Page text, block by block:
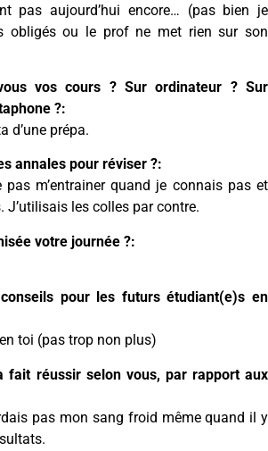
pas aujourd’hui encore… (pas bien je
obligés ou le prof ne met rien sur son
vos cours ? Sur ordinateur ? Sur
?:
d’une prépa.
annales pour réviser ?:
m’entrainer quand je connais pas et
J’utilisais les colles par contre.
votre journée ?:
pour les futurs étudiant(e)s en
toi (pas trop non plus)
fait réussir selon vous, par rapport aux
pas mon sang froid même quand il y